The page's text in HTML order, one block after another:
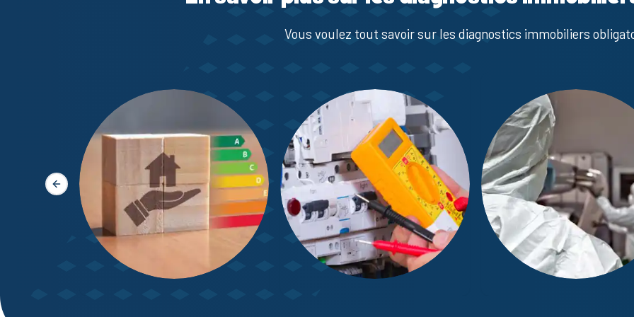
Vous voulez tout savoir sur les diagnostics immobiliers
Slide précédente